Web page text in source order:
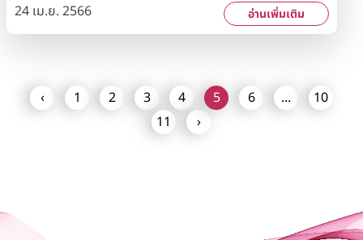
ความยั่งยืน เพราะผลิตจากวัสดุธรรมชาติ หรือวัสดุรีไซเคิล
ผ่านกระบวนการผลิตที่ปลอดภัยจากสารพิษ และเป็นมิตรต่อสิ่ง
หุ้น (Record Date) ที่มีสิทธิรับเงินปันผล คือ วันจันทร์ที่ 8
พฤษภาคม 2566 และกำหนดจ่ายเงินปันผลให้แก่ผู้ถือหุ้นในวัน
การมุ่งเน้นสร้างมูลค่าเพิ่มให้กับผู้ถือหุ้นมาโดยตลอด สำหรับผู้
ถือหุ้นที่ต้องการชมภาพการประชุมสามัญผู้ถือหุ้นในครั้งนี้
บริษัทฯ ได้จัดให้มีการบันทึกภาพการประชุมในรูปของสื่อวิดี
24 เม.ย. 2566 อ่านเพิ่มเติม
‹ 1 2 3 4 5 6 ...
10
11
›